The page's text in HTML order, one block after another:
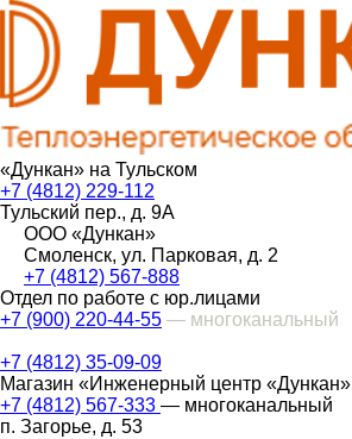
«Дункан» на Тульском
+7 (4812) 229-112
Тульский пер., д. 9А
ООО «Дункан»
Смоленск, ул. Парковая, д. 2
+7 (4812) 567-888
Отдел по работе с юр.лицами
+7 (900) 220-44-55 — многоканальный
+7 (4812) 35-09-09
Магазин «Инженерный центр «Дункан»
+7 (4812) 567-333 — многоканальный
п. Загорье, д. 53